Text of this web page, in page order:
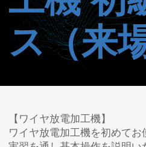
ス（来
【ワイヤ放電加工機】
ワイヤ放電加工機を初めてお